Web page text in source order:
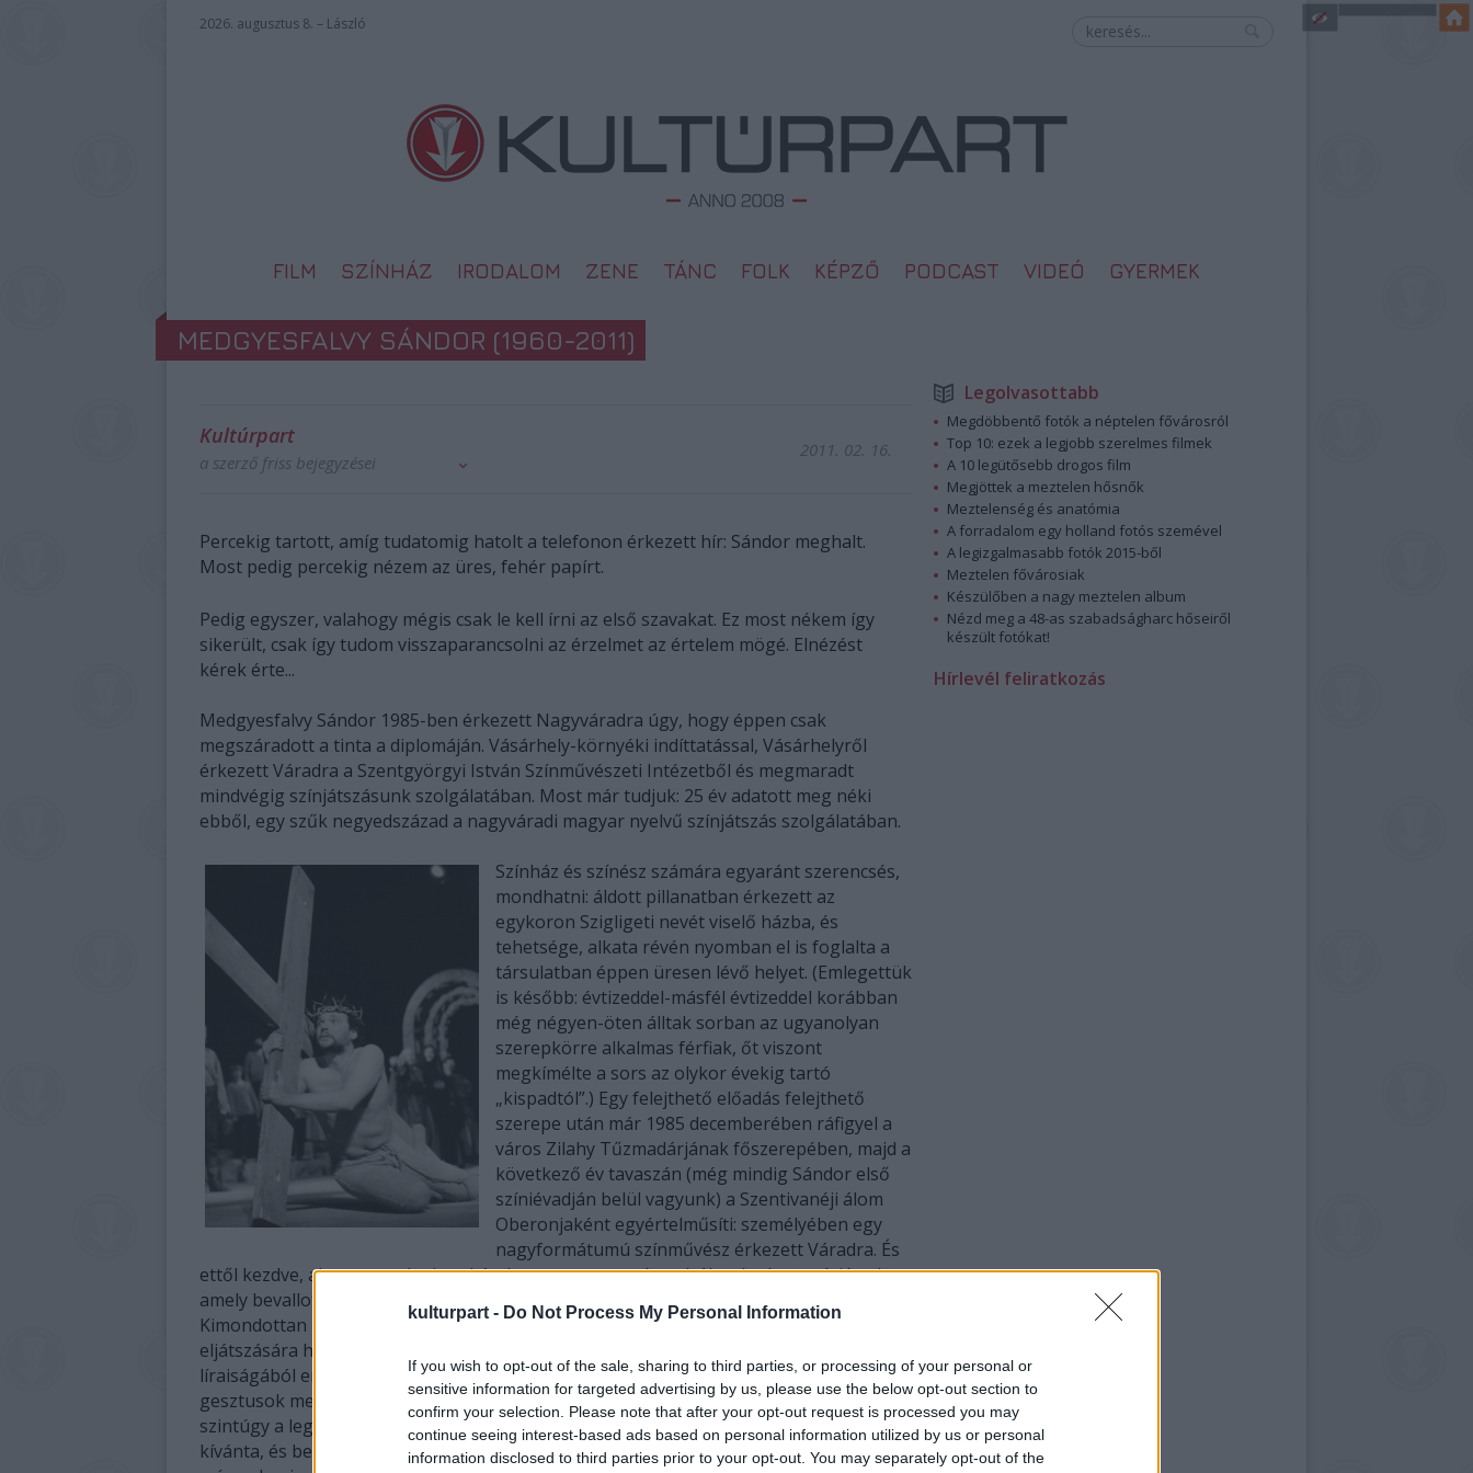
kulturpart - Do Not Process My Personal Information
If you wish to opt-out of the sale, sharing to third parties, or processing of your personal or
sensitive information for targeted advertising by us, please use the below opt-out section to
confirm your selection. Please note that after your opt-out request is processed you may
continue seeing interest-based ads based on personal information utilized by us or personal
information disclosed to third parties prior to your opt-out. You may separately opt-out of the
2026. augusztus 8. – László
FILM SZÍNHÁZ IRODALOM ZENE TÁNC FOLK KÉPZŐ PODCAST VIDEÓ GYERMEK
MEDGYESFALVY SÁNDOR (1960-2011)
Kultúrpart
a szerző friss bejegyzései
2011. 02. 16.
Percekig tartott, amíg tudatomig hatolt a telefonon érkezett hír: Sándor meghalt.
Most pedig percekig nézem az üres, fehér papírt.
Pedig egyszer, valahogy mégis csak le kell írni az első szavakat. Ez most nékem így
sikerült, csak így tudom visszaparancsolni az érzelmet az értelem mögé. Elnézést
kérek érte...
Medgyesfalvy Sándor 1985-ben érkezett Nagyváradra úgy, hogy éppen csak
megszáradott a tinta a diplomáján. Vásárhely-környéki indíttatással, Vásárhelyről
érkezett Váradra a Szentgyörgyi István Színművészeti Intézetből és megmaradt
mindvégig színjátszásunk szolgálatában. Most már tudjuk: 25 év adatott meg néki
ebből, egy szűk negyedszázad a nagyváradi magyar nyelvű színjátszás szolgálatában.
Színház és színész számára egyaránt szerencsés,
mondhatni: áldott pillanatban érkezett az
egykoron Szigligeti nevét viselő házba, és
tehetsége, alkata révén nyomban el is foglalta a
társulatban éppen üresen lévő helyet. (Emlegettük
is később: évtizeddel-másfél évtizeddel korábban
még négyen-öten álltak sorban az ugyanolyan
szerepkörre alkalmas férfiak, őt viszont
megkímélte a sors az olykor évekig tartó
„kispadtól”.) Egy felejthető előadás felejthető
szerepe után már 1985 decemberében ráfigyel a
város Zilahy Tűzmadárjának főszerepében, majd a
következő év tavaszán (még mindig Sándor első
színiévadján belül vagyunk) a Szentivanéji álom
Oberonjaként egyértelműsíti: személyében egy
nagyformátumú színművész érkezett Váradra. És
ettől kezdve, ahogy mondani szokás, le nem esett a színpadról, volt olyan színiévad,
amely bevallottan a személyére épült.
Kimondottan hősi alkat volt, a világ- és a magyar irodalom nagy drámai szerepeinek
eljátszására hivatott. (Néhánnyal ezek közül meg is ajándékozta a sors.) Mély
líraiságából eredően azonban szerepeit mindig belülről, lélekből építette, a látványos
gesztusok mellőzésével, visszafogott eszközökkel hatott. És a hangjával, amellyel
szintúgy a legszélesebb regisztereken tudott játszani. Harsány volt, ha a szerep úgy
kívánta, és beborítóan lágy, amikor az érzelem, amikor (leginkább) a másik nem, a
Legolvasottabb
Megdöbbentő fotók a néptelen fővárosról
Top 10: ezek a legjobb szerelmes filmek
A 10 legütősebb drogos film
Megjöttek a meztelen hősnők
Meztelenség és anatómia
A forradalom egy holland fotós szemével
A legizgalmasabb fotók 2015-ből
Meztelen fővárosiak
Készülőben a nagy meztelen album
Nézd meg a 48-as szabadságharc hőseiről
készült fotókat!
Hírlevél feliratkozás